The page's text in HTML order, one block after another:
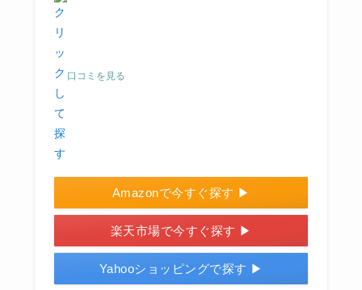
口コミを見る
Amazonで今すぐ探す ▶
楽天市場で今すぐ探す ▶
Yahooショッピングで探す ▶